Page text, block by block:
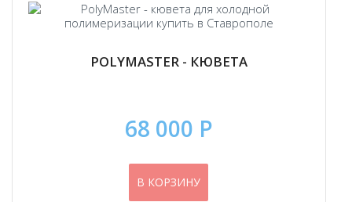
POLYMASTER - КЮВЕТА
68 000 Р
В КОРЗИНУ